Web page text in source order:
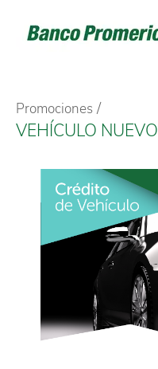
Promociones
VEHÍCULO NUEVO